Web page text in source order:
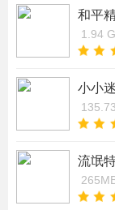
和平
1.94
小小
流氓